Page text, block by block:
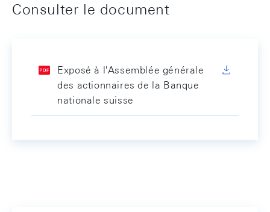
Consulter le document
Exposé à l'Assemblée générale
des actionnaires de la Banque
nationale suisse